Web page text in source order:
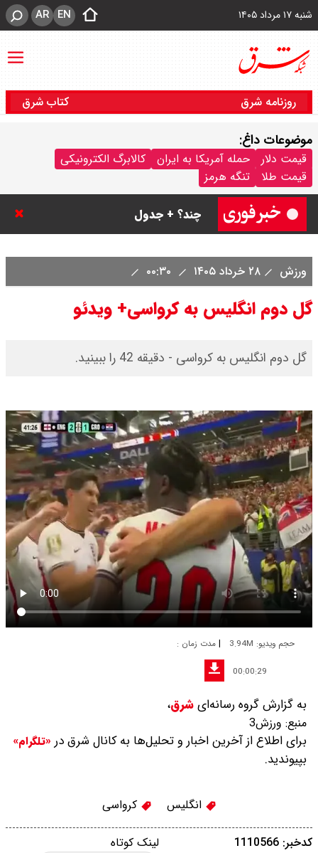
شنبه ۱۷ مرداد ۱۴۰۵ EN
AR
روزنامه شرق کتاب شرق
موضوعات داغ:
قیمت دلار حمله آمریکا به ایران
کالابرگ الکترونیکی
قیمت طلا
تنگه هرمز
چند؟ + جدول
ورزش ۲۸ خرداد ۱۴۰۵
گل دوم انگلیس به کرواسی+ ویدئو
گل دوم انگلیس به کرواسی - دقیقه 42 را ببینید.
حجم ویدیو: 3.94M | مدت زمان :
00:00:29
به گزارش گروه رسانه‌ایشرق،
منبع: ورزش3
برای اطلاع از آخرین اخبار و تحلیل‌ها به کانال شرق در «تلگرام»
بپیوندید.
انگلیس کرواسی
لینک کوتاه کدخبر: 1110566